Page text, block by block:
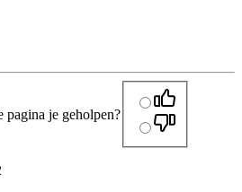
pagina je geholpen?